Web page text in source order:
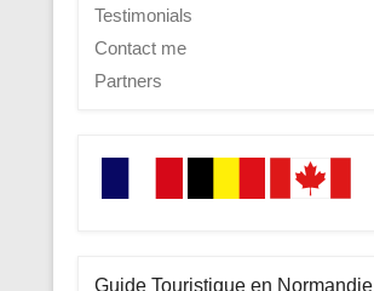
Testimonials
Contact me
Partners
Guide Touristique en Normandie